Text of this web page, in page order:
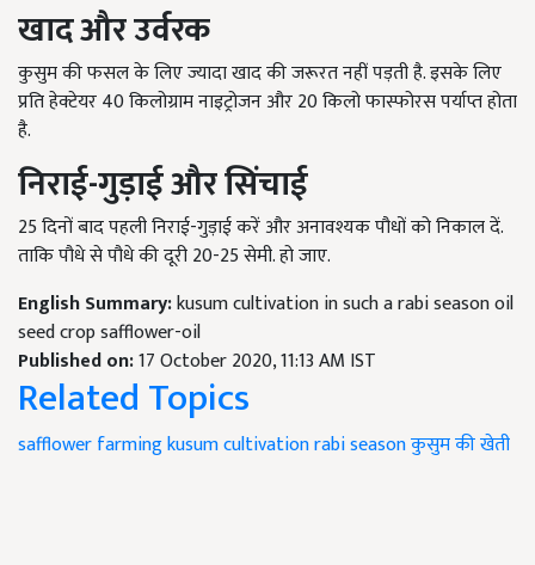
खादऔरउर्वरक
कुसुम की फसल के लिए ज्यादा खाद की जरूरत नहीं पड़ती है. इसके लिए
प्रति हेक्टेयर 40 किलोग्राम नाइट्रोजन और 20 किलो फास्फोरस पर्याप्त होता
है.
निराई-गुड़ाईऔरसिंचाई
25 दिनों बाद पहली निराई-गुड़ाई करें और अनावश्यक पौधों को निकाल दें.
ताकि पौधे से पौधे की दूरी 20-25 सेमी. हो जाए.
English Summary:kusum cultivation in such a rabi season oil
seed crop safflower-oil
Published on:17 October 2020, 11:13 AM IST
Related Topics
safflower farmingkusum cultivationrabi seasonकुसुम की खेती